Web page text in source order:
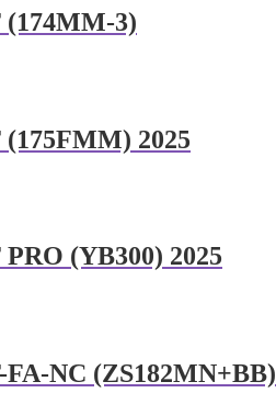
3)
2025
(YB300) 2025
NC (ZS182MN+BB)